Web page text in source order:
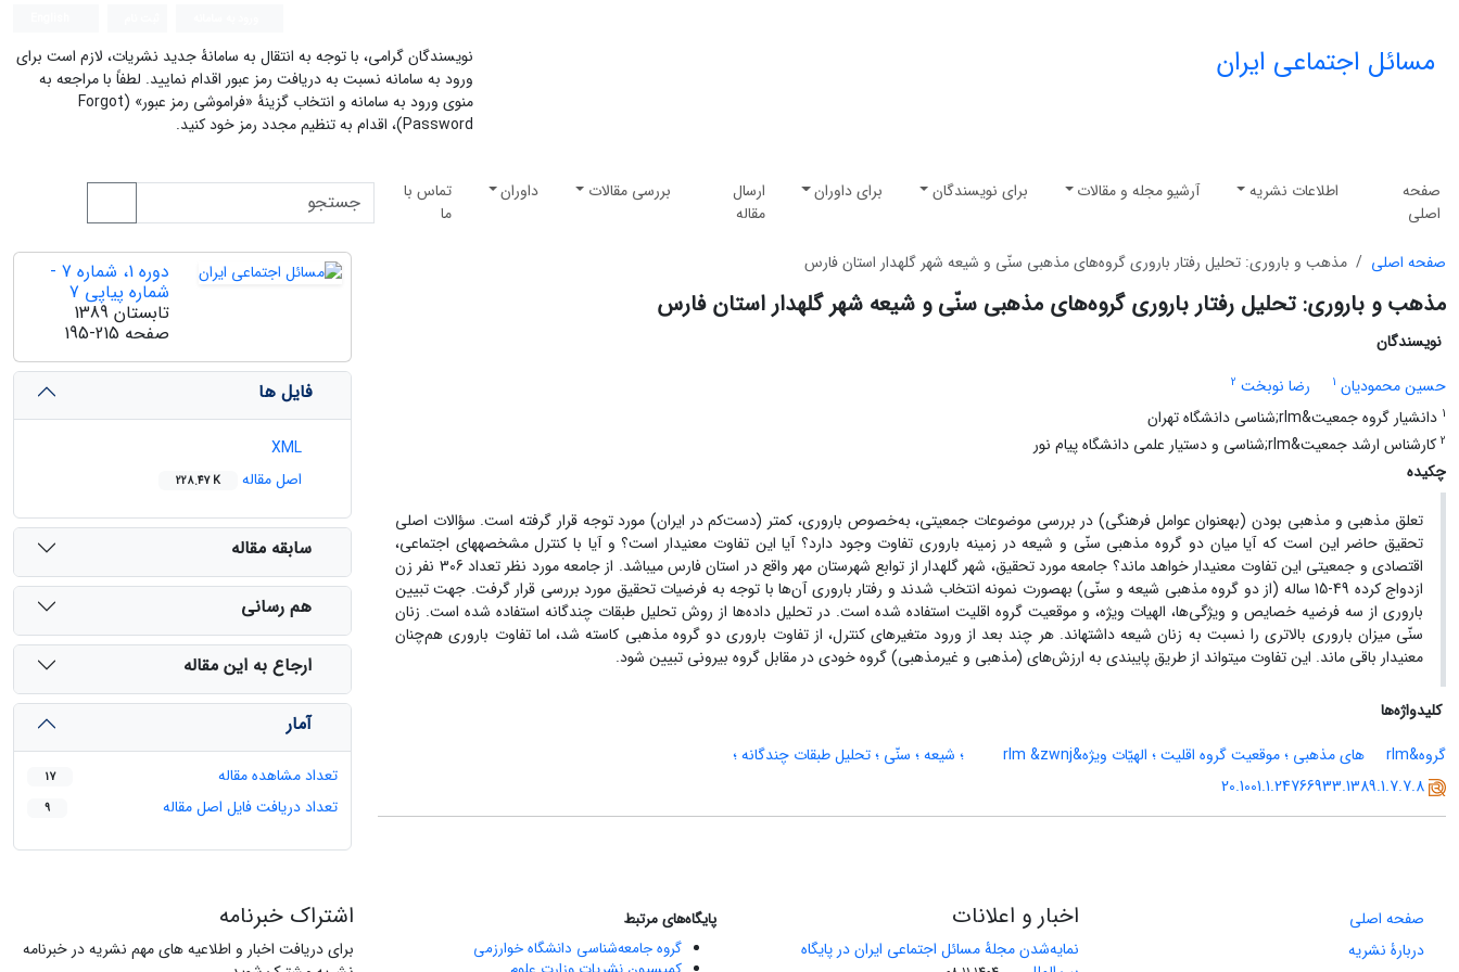
مسائل اجتماعی ایران
نویسندگان گرامی، با توجه به انتقال به سامانۀ جدید نشریات، لازم است برای
ورود به سامانه نسبت به دریافت رمز عبور اقدام نمایید. لطفاً با مراجعه به
منوی ورود به سامانه و انتخاب گزینۀ «فراموشی رمز عبور» (Forgot
Password)، اقدام به تنظیم مجدد رمز خود کنید.
صفحه
اصلی
اطلاعات نشریه آرشیو مجله و مقالات برای نویسندگان برای داوران
ارسال
مقاله
بررسی مقالات داوران
تماس با
ما
صفحه اصلی مذهب و باروری: تحلیل رفتار باروری گروه‌های مذهبی سنّی و شیعه شهر گله‏دار استان فارس
مذهب و باروری: تحلیل رفتار باروری گروه‌های مذهبی سنّی و شیعه شهر گله‏دار استان فارس
نویسندگان
حسین محمودیان 1 رضا نوبخت 2
1 دانشیار گروه جمعیت&rlm;شناسی دانشگاه تهران
2 کارشناس ارشد جمعیت&rlm;شناسی و دستیار علمی دانشگاه پیام نور
چکیده
تعلق مذهبی و مذهبی بودن (به‏عنوان عوامل فرهنگی) در بررسی موضوعات جمعیتی، به‌خصوص باروری، کمتر (دست‌کم در ایران) مورد توجه قرار گرفته است. سؤالات اصلی
تحقیق حاضر این است که آیا میان دو گروه مذهبی سنّی و شیعه در زمینه باروری تفاوت وجود دارد؟ آیا این تفاوت معنی‏دار است؟ و آیا با کنترل مشخصه‏های اجتماعی،
اقتصادی و جمعیتی این تفاوت معنی‏دار خواهد ماند؟ جامعه مورد تحقیق، شهر گله‏دار از توابع شهرستان مهر واقع در استان فارس می‏باشد. از جامعه مورد نظر تعداد 306 نفر زن
ازدواج کرده 49-15 ساله (از دو گروه مذهبی شیعه و سنّی) به‏صورت نمونه انتخاب شدند و رفتار باروری آن‌ها با توجه به فرضیات تحقیق مورد بررسی قرار گرفت. جهت تبیین
باروری از سه فرضیه خصایص و ویژگی‌ها، الهیات ویژه‏‌، و موقعیت گروه اقلیت استفاده شده است. در تحلیل داده‌ها از روش تحلیل طبقات چندگانه استفاده شده است. زنان
سنّی میزان باروری بالاتری را نسبت به زنان شیعه داشته‏اند. هر چند بعد از ورود متغیرهای کنترل، از تفاوت باروری دو گروه مذهبی کاسته شد، اما تفاوت باروری هم‌چنان
معنی‏دار باقی ماند. این تفاوت می‏تواند از طریق پایبندی به ارزش‌های (مذهبی و غیرمذهبی) گروه خودی در مقابل گروه بیرونی تبیین شود.
کلیدواژه‌ها
گروه&rlm
های مذهبی ؛ موقعیت گروه اقلیت ؛ الهیّات ویژه&rlm&zwnj
؛ شیعه ؛ سنّی ؛ تحلیل طبقات چندگانه ؛
20.1001.1.24766933.1389.1.7.7.8
دوره 1، شماره 7 -
شماره پیاپی 7
تابستان 1389
صفحه 195-215
فایل ها
XML
اصل مقاله
228.47 K
سابقه مقاله
هم رسانی
ارجاع به این مقاله
آمار
تعداد مشاهده مقاله 17
تعداد دریافت فایل اصل مقاله 9
صفحه اصلی
دربارۀ نشریه
اخبار و اعلانات
نمایه‌شدن مجلۀ مسائل اجتماعی ایران در پایگاه
پایگاه‌های مرتبط
گروه جامعه‌شناسی دانشگاه خوارزمی
اشتراک خبرنامه
برای دریافت اخبار و اطلاعیه های مهم نشریه در خبرنامه